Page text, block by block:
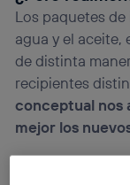
Los paquetes
agua y el aceite,
de distinta
recipientes
conceptual nos
mejor los